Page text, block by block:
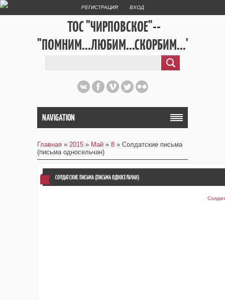
РЕГИСТРАЦИЯ ВХОД
ТОС "ЧИРПОВСКОЕ"--
"ПОМНИМ...ЛЮБИМ...СКОРБИМ..."
NAVIGATION
Главная » 2015 » Май » 8 » Солдатские письма
(письма односельчан)
СОЛДАТСКИЕ ПИСЬМА (ПИСЬМА ОДНОСЕЛЬЧАН)